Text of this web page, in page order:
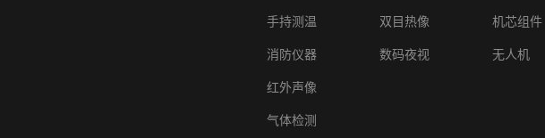
手持测温
消防仪器
红外声像
气体检测
双目热像
数码夜视
机芯组件
无人机